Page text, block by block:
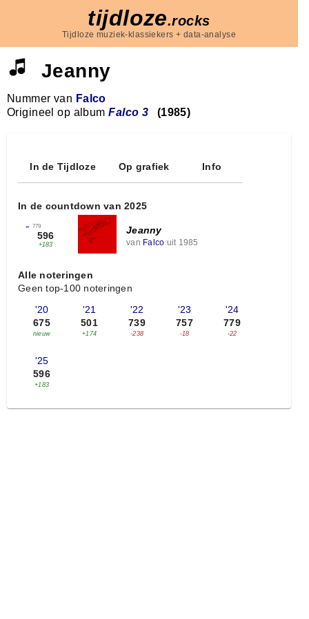
tijdloze.rocks
Tijdloze muziek-klassiekers + data-analyse
Jeanny
Nummer van Falco
Origineel op albumFalco 3 (1985)
In de Tijdloze Op grafiek Info
In de countdown van 2025
← 779
596
+183
Jeanny
van Falco uit 1985
Alle noteringen
Geen top-100 noteringen
'20
675
nieuw
'21
501
+174
'22
739
-238
'23
757
-18
'24
779
-22
'25
596
+183